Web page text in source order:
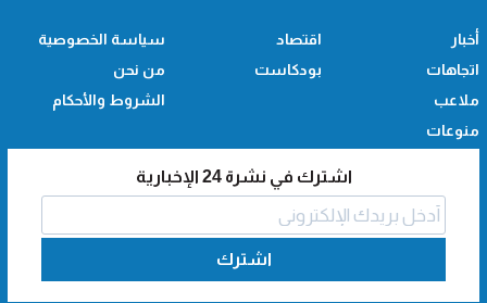
أخبار
اتجاهات
ملاعب
منوعات
اقتصاد
بودكاست
سياسة الخصوصية
من نحن
الشروط والأحكام
اشترك في نشرة 24 الإخبارية
اشترك